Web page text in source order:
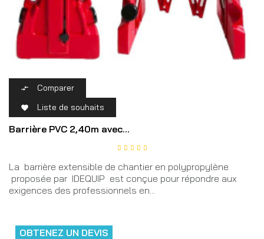
 Comparer
 Liste de souhaits
Barrière PVC 2,40m avec...
La barrière extensible de chantier en polypropylène
proposée par IDEQUIP est conçue pour répondre aux
exigences des professionnels en...
OBTENEZ UN DEVIS